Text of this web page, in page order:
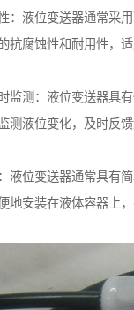
：液位变送器通常采
抗腐蚀性和耐用性，
监测：液位变送器具
测液位变化，及时反
液位变送器通常具有
地安装在液体容器上